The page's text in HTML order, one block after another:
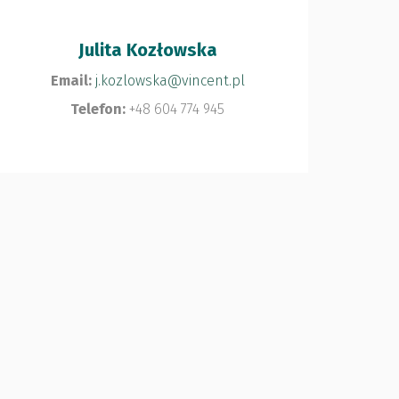
Julita Kozłowska
Email: j.kozlowska@vincent.pl
Telefon: +48 604 774 945